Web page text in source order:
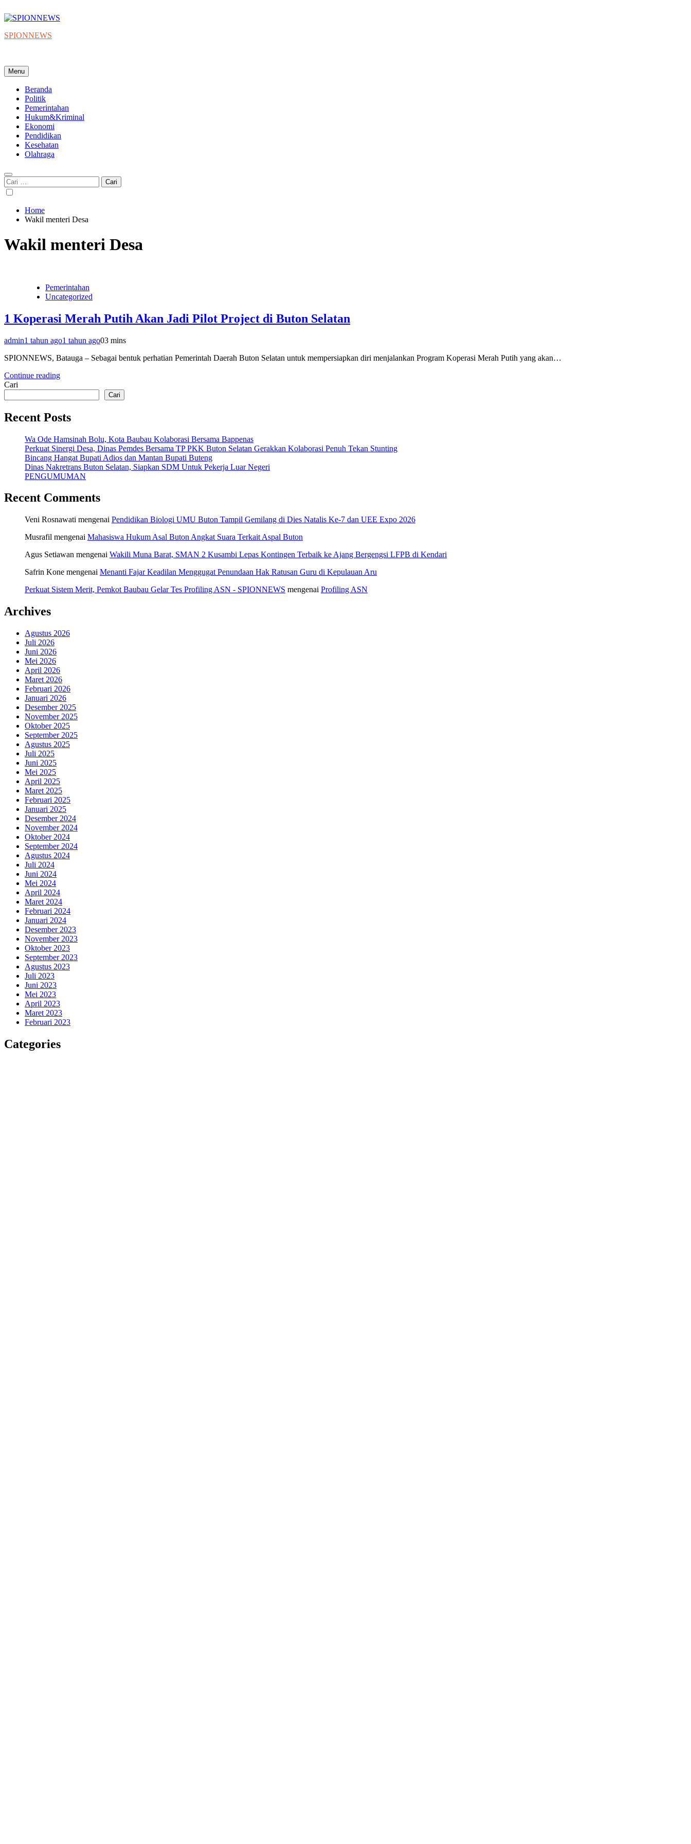
to
SPIONNEWS
Menu
Beranda
Politik
Pemerintahan
Hukum&Kriminal
Ekonomi
Pendidikan
Kesehatan
Olahraga
Cari
untuk:
Home
Wakil menteri Desa
Wakil menteri Desa
Pemerintahan
Uncategorized
1 Koperasi Merah Putih Akan Jadi Pilot Project di Buton Selatan
admin1 tahun ago1 tahun ago03 mins
SPIONNEWS, Batauga – Sebagai bentuk perhatian Pemerintah Daerah Buton Selatan untuk mempersiapkan diri menjalankan Program Koperasi Merah Putih yang akan…
Continue reading
Cari
Cari
Recent Posts
Wa Ode Hamsinah Bolu, Kota Baubau Kolaborasi Bersama Bappenas
Perkuat Sinergi Desa, Dinas Pemdes Bersama TP PKK Buton Selatan Gerakkan Kolaborasi Penuh Tekan Stunting
Bincang Hangat Bupati Adios dan Mantan Bupati Buteng
Dinas Nakretrans Buton Selatan, Siapkan SDM Untuk Pekerja Luar Negeri
PENGUMUMAN
Recent Comments
Veni Rosnawati mengenai Pendidikan Biologi UMU Buton Tampil Gemilang di Dies Natalis Ke-7 dan UEE Expo 2026
Musrafil mengenai Mahasiswa Hukum Asal Buton Angkat Suara Terkait Aspal Buton
Agus Setiawan mengenai Wakili Muna Barat, SMAN 2 Kusambi Lepas Kontingen Terbaik ke Ajang Bergengsi LFPB di Kendari
Safrin Kone mengenai Menanti Fajar Keadilan Menggugat Penundaan Hak Ratusan Guru di Kepulauan Aru
Perkuat Sistem Merit, Pemkot Baubau Gelar Tes Profiling ASN - SPIONNEWS mengenai Profiling ASN
Archives
Agustus 2026
Juli 2026
Juni 2026
Mei 2026
April 2026
Maret 2026
Februari 2026
Januari 2026
Desember 2025
November 2025
Oktober 2025
September 2025
Agustus 2025
Juli 2025
Juni 2025
Mei 2025
April 2025
Maret 2025
Februari 2025
Januari 2025
Desember 2024
November 2024
Oktober 2024
September 2024
Agustus 2024
Juli 2024
Juni 2024
Mei 2024
April 2024
Maret 2024
Februari 2024
Januari 2024
Desember 2023
November 2023
Oktober 2023
September 2023
Agustus 2023
Juli 2023
Juni 2023
Mei 2023
April 2023
Maret 2023
Februari 2023
Categories